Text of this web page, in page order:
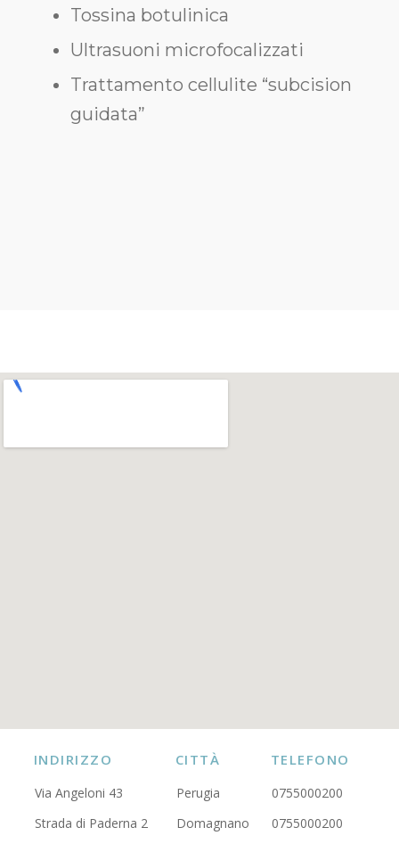
Tossina botulinica
Ultrasuoni microfocalizzati
Trattamento cellulite “subcision
guidata”
INDIRIZZO CITTÀ TELEFONO
Via Angeloni 43 Perugia
0755000200
Strada di Paderna 2
Domagnano 0755000200